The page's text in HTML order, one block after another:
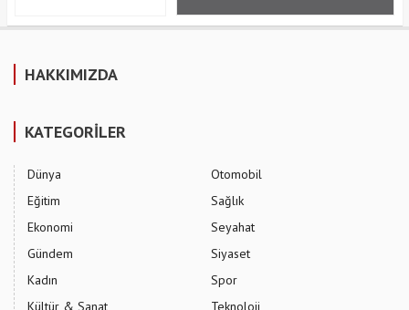
HAKKIMIZDA
KATEGORİLER
Dünya
Eğitim
Ekonomi
Gündem
Kadın
Kültür & Sanat
Otomobil
Sağlık
Seyahat
Siyaset
Spor
Teknoloji